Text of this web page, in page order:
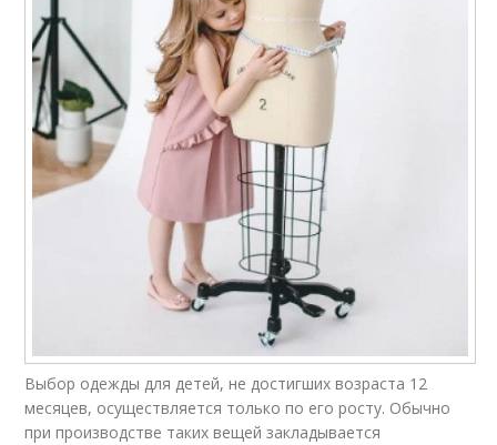
Выбор одежды для детей, не достигших возраста 12
месяцев, осуществляется только по его росту. Обычно
при производстве таких вещей закладывается